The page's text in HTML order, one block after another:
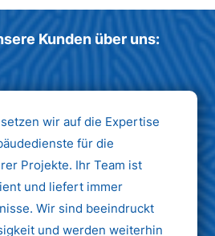
Kunden über uns:
wir auf die Expertise
für die
Projekte. Ihr Team ist
und liefert immer
Wir sind beeindruckt
und werden weiterhin